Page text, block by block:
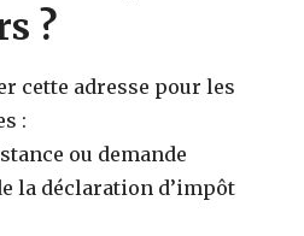
?
cette adresse pour les
:
ou demande
la déclaration d’impôt